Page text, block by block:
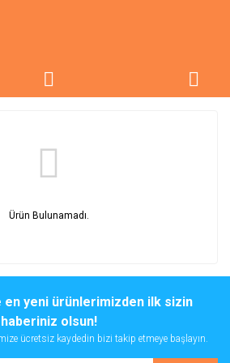
Ürün Bulunamadı.
en yeni ürünlerimizden ilk sizin
haberiniz olsun!
ücretsiz kaydedin bizi takip etmeye başlayın.